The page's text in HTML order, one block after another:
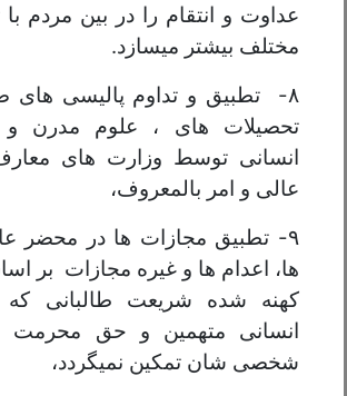
عداوت و انتقام را در بین مردم
مختلف بیشتر میسازد.
۸- تطبیق و تداوم پالیسی های
تحصیلات های ، علوم مدرن و
انسانی توسط وزارت های
عالی و امر بالمعروف،
۹- تطبیق مجازات ها در محضر
ها، اعدام ها و غیره مجازات بر
کهنه شده شریعت طالبانی
انسانی متهمین و حق محرمت
شخصی شان تمکین نمیگردد،